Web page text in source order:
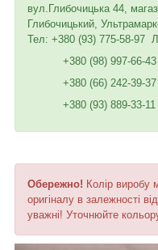
вул.Глибочицька 44,
Глибочицький,
Тел: +380 (93) 775-58-97
+380 (98) 997-66-43
+380 (66) 242-39-
+380 (93) 889-33-11
Обережно! Колір виробу
оригіналу в залежності
уважні! Уточнюйте